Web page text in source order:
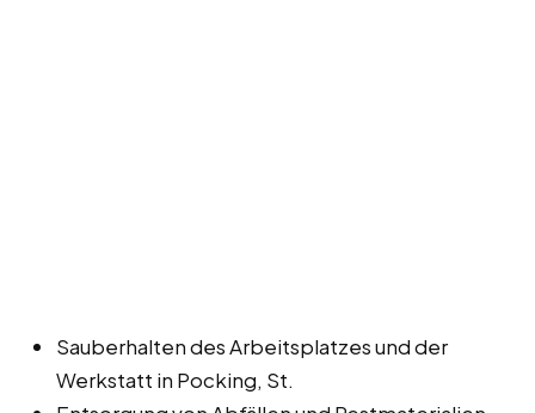
Sauberhalten des Arbeitsplatzes und der
Werkstatt in Pocking, St.